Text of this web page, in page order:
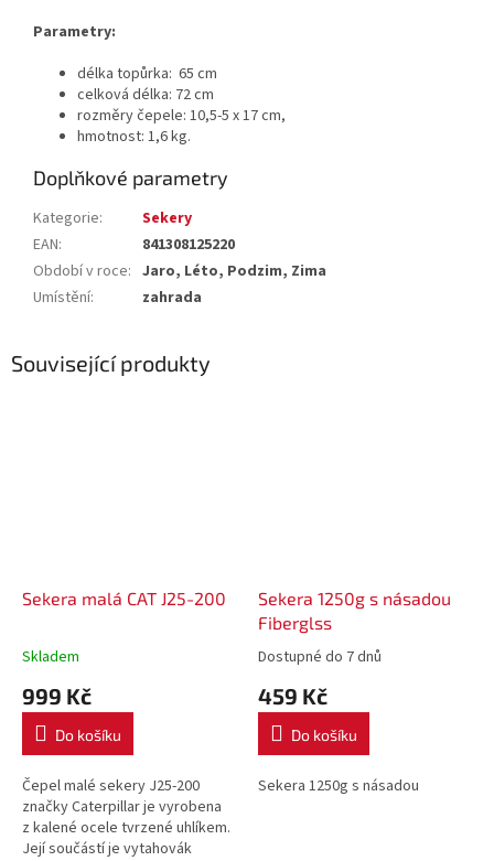
Parametry:
délka topůrka: 65 cm
celková délka: 72 cm
rozměry čepele: 10,5-5 x 17 cm,
hmotnost: 1,6 kg.
Doplňkové parametry
Kategorie:
Sekery
EAN:
841308125220
Období v roce: Jaro, Léto, Podzim, Zima
Umístění: zahrada
Související produkty
Sekera malá CAT J25-200
Skladem
999 Kč
Do košíku
Čepel malé sekery J25-200
značky Caterpillar je vyrobena
z kalené ocele tvrzené uhlíkem.
Její součástí je vytahovák
Sekera 1250g s násadou
Fiberglss
Dostupné do 7 dnů
459 Kč
Do košíku
Sekera 1250g s násadou